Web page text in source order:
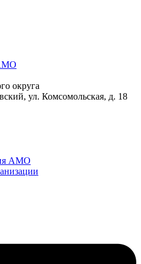
округа
ул. Комсомольская, д. 18
АМО